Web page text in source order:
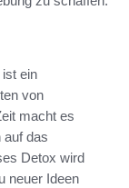
ein
von
macht es
auf das
Detox wird
neuer Ideen